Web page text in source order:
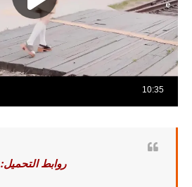
روابط التحميل: